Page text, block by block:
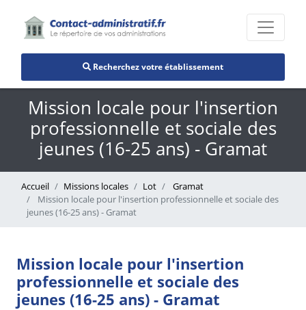
Recherchez votre établissement
Mission locale pour l'insertion
professionnelle et sociale des
jeunes (16-25 ans) - Gramat
Accueil Missions locales Lot
Gramat
Mission locale pour l'insertion professionnelle et sociale des
jeunes (16-25 ans) - Gramat
Mission locale pour l'insertion
professionnelle et sociale des
jeunes (16-25 ans) - Gramat